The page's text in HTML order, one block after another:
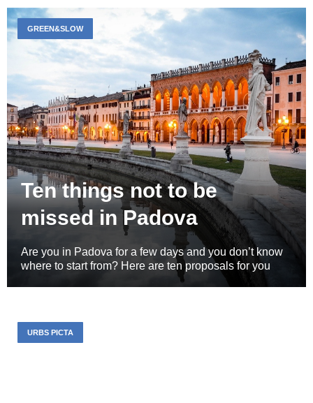
Ten things not to be
missed in Padova
Are you in Padova for a few days and you don’t know
where to start from? Here are ten proposals for you
GREEN&SLOW
URBS PICTA